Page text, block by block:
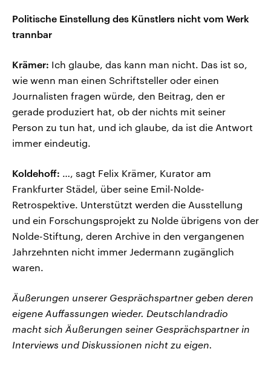
Politische Einstellung des Künstlers nicht vom Werk
trannbar
Krämer: Ich glaube, das kann man nicht. Das ist so,
wie wenn man einen Schriftsteller oder einen
Journalisten fragen würde, den Beitrag, den er
gerade produziert hat, ob der nichts mit seiner
Person zu tun hat, und ich glaube, da ist die Antwort
immer eindeutig.
Koldehoff: …, sagt Felix Krämer, Kurator am
Frankfurter Städel, über seine Emil-Nolde-
Retrospektive. Unterstützt werden die Ausstellung
und ein Forschungsprojekt zu Nolde übrigens von der
Nolde-Stiftung, deren Archive in den vergangenen
Jahrzehnten nicht immer Jedermann zugänglich
waren.
Äußerungen unserer Gesprächspartner geben deren
eigene Auffassungen wieder. Deutschlandradio
macht sich Äußerungen seiner Gesprächspartner in
Interviews und Diskussionen nicht zu eigen.